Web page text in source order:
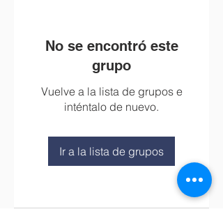
No se encontró este
grupo
Vuelve a la lista de grupos e
inténtalo de nuevo.
Ir a la lista de grupos